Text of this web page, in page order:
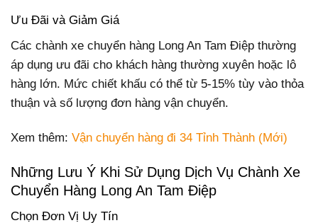
Ưu Đãi và Giảm Giá
Các chành xe chuyển hàng Long An Tam Điệp thường
áp dụng ưu đãi cho khách hàng thường xuyên hoặc lô
hàng lớn. Mức chiết khấu có thể từ 5-15% tùy vào thỏa
thuận và số lượng đơn hàng vận chuyển.
Xem thêm: Vận chuyển hàng đi 34 Tỉnh Thành (Mới)
Những Lưu Ý Khi Sử Dụng Dịch Vụ Chành Xe
Chuyển Hàng Long An Tam Điệp
Chọn Đơn Vị Uy Tín